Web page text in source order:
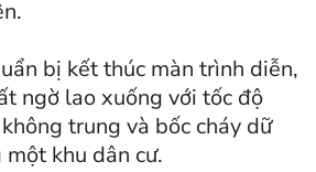
bị kết thúc màn trình diễn,
ngờ lao xuống với tốc độ
trung và bốc cháy dữ
khu dân cư.